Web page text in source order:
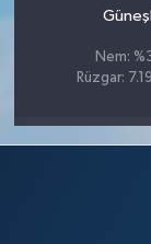
Nem:
Rüzgar: